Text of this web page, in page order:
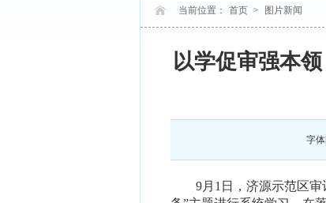
当前位置： 首页 > 图片新闻
以学促审强本
字
9月1日，济源示范区